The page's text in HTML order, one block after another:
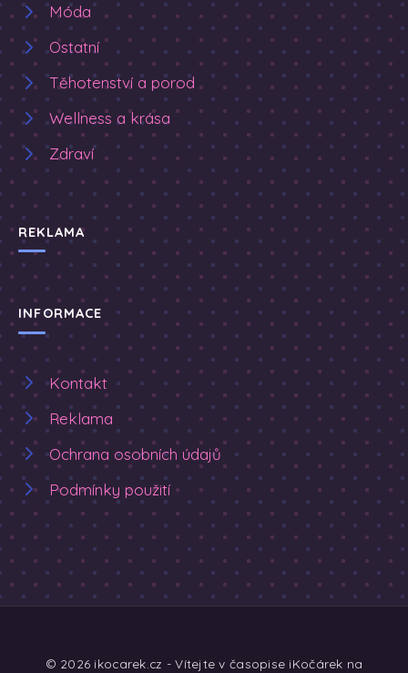
Móda
Ostatní
Těhotenství a porod
Wellness a krása
Zdraví
REKLAMA
INFORMACE
Kontakt
Reklama
Ochrana osobních údajů
Podmínky použití
© 2026 ikocarek.cz - Vítejte v časopise iKočárek na